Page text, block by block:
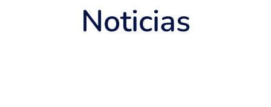
Noticias